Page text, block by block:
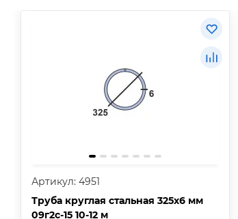
Артикул: 4951
Труба круглая стальная 325х6 мм
09г2с-15 10-12 м